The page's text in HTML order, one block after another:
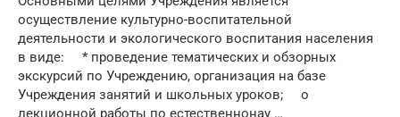
осуществление культурно-воспитательной
деятельности и экологического воспитания населения
в виде: * проведение тематических и обзорных
экскурсий по Учреждению, организация на базе
Учреждения занятий и школьных уроков; o
лекционной работы по естественнонау …